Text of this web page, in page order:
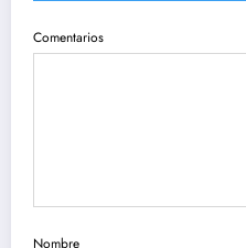
Comentarios
Nombre